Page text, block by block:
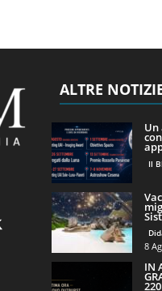
ALTRE
Un
Il
8
IN